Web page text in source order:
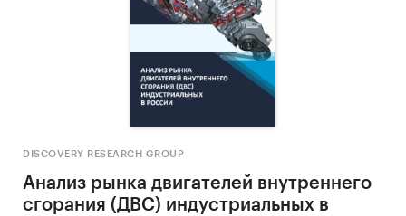
DISCOVERY RESEARCH GROUP
Анализ рынка двигателей внутреннего
сгорания (ДВС) индустриальных в